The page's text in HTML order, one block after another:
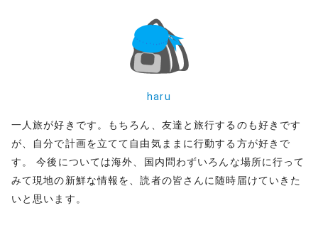
b
o
o
k
haru
一人旅が好きです。もちろん、友達と旅行するのも好きです
が、自分で計画を立てて自由気ままに行動する方が好きで
す。 今後については海外、国内問わずいろんな場所に行って
みて現地の新鮮な情報を、読者の皆さんに随時届けていきた
いと思います。